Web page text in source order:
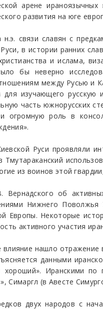
арене
развития на юге
н.э. связи славян с
в истории ранних
и ислама,
бы неверно
между Русью и
изучающего русскую
часть южнорусских
огромную роль в
Руси проявляли
Тмутараканский
из воинов этой
Вернадского об
Нижнего Поволжья
Европы. Некоторые
активного участия
влияние нашло отражение
данными
хороший». Иранскими по
Симаргл (в Авесте
двух народов с